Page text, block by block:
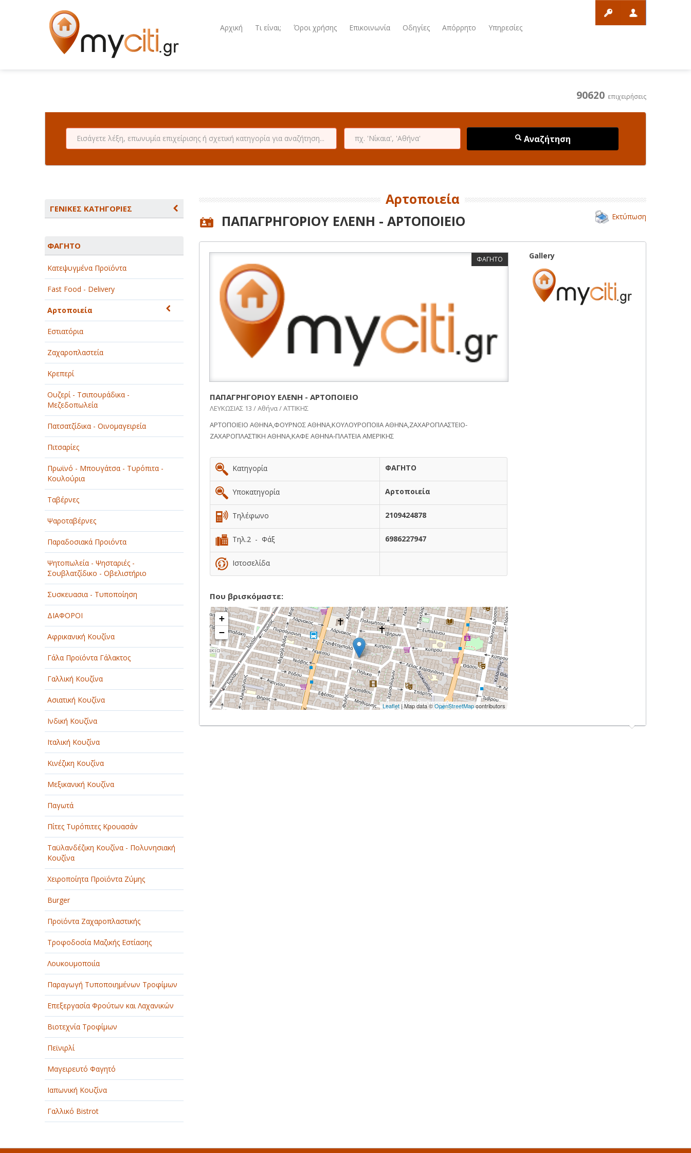
Αρχική Τι είναι; Όροι χρήσης Επικοινωνία Οδηγίες Απόρρητο Υπηρεσίες
90620 επιχειρήσεις
Αναζήτηση
ΓΕΝΙΚΕΣ ΚΑΤΗΓΟΡΙΕΣ
ΑΘΛΗΤΙΣΜΟΣ
ΑΥΤΟΚΙΝΗΤΑ - ΜΗΧΑΝΕΣ - ΣΚΑΦΗ
ΔΙΑΣΚΕΔΑΣΗ - ΨΥΧΑΓΩΓΙΑ - ΤΕΧΝΕΣ
ΔΙΑΦΗΜΙΣΗ - ΜΜΕ
ΕΚΚΛΗΣΙΕΣ - ΦΙΛΑΝΘΡΩΠΙΚΑ
ΣΩΜΑΤΕΙΑ
ΕΚΠΑΙΔΕΥΣΗ - ΣΧΟΛΕΣ
ΕΜΠΟΡΙΟ - ΕΜΠΟΡΙΚΑ ΚΑΤΑΣΤΗΜΑΤΑ
ΕΡΓΟΣΤΑΣΙΑ - ΒΙΟΜΗΧΑΝΙΕΣ
ΞΕΝΟΔΟΧΕΙΑ - ΤΟΥΡΙΣΜΟΣ
ΟΜΟΡΦΙΑ
ΠΑΡΟΧΗ ΥΠΗΡΕΣΙΩΝ
ΤΕΧΝΙΚΑ - ΚΑΤΑΣΚΕΥΑΣΤΙΚΑ
ΤΕΧΝΟΛΟΓΙΑ
ΥΓΕΙΑ - ΙΑΤΡΟΙ
ΦΑΓΗΤΟ
ΦΑΓΗΤΟ
Κατεψυγμένα Προϊόντα
Fast Food - Delivery
Αρτοποιεία
Εστιατόρια
Ζαχαροπλαστεία
Κρεπερί
Ουζερί - Τσιπουράδικα -
Μεζεδοπωλεία
Πατσατζίδικα - Οινομαγειρεία
Πιτσαρίες
Πρωϊνό - Μπουγάτσα - Τυρόπιτα -
Κουλούρια
Ταβέρνες
Ψαροταβέρνες
Παραδοσιακά Προιόντα
Ψητοπωλεία - Ψησταριές -
Σουβλατζίδικο - Οβελιστήριο
Συσκευασια - Τυποποίηση
ΔΙΑΦΟΡΟΙ
Αφρικανική Κουζίνα
Γάλα Προϊόντα Γάλακτος
Γαλλική Κουζίνα
Ασιατική Κουζίνα
Ινδική Κουζίνα
Ιταλική Κουζίνα
Κινέζικη Κουζίνα
Μεξικανική Κουζίνα
Παγωτά
Πίτες Τυρόπιτες Κρουασάν
Ταϋλανδέζικη Κουζίνα - Πολυνησιακή
Κουζίνα
Χειροποίητα Προϊόντα Ζύμης
Burger
Προϊόντα Ζαχαροπλαστικής
Τροφοδοσία Μαζικής Εστίασης
Λουκουμοποιία
Παραγωγή Τυποποιημένων Τροφίμων
Επεξεργασία Φρούτων και Λαχανικών
Βιοτεχνία Τροφίμων
Πεϊνιρλί
Μαγειρευτό Φαγητό
Ιαπωνική Κουζίνα
Γαλλικό Bistrot
Αρτοποιεία
ΠΑΠΑΓΡΗΓΟΡΙΟΥ ΕΛΕΝΗ - ΑΡΤΟΠΟΙΕΙΟ Εκτύπωση
ΦΑΓΗΤΟ
ΠΑΠΑΓΡΗΓΟΡΙΟΥ ΕΛΕΝΗ - ΑΡΤΟΠΟΙΕΙΟ
ΛΕΥΚΩΣΙΑΣ 13 / Αθήνα / ΑΤΤΙΚΗΣ
ΑΡΤΟΠΟΙΕΙΟ ΑΘΗΝΑ,ΦΟΥΡΝΟΣ ΑΘΗΝΑ,ΚΟΥΛΟΥΡΟΠΟΙΙΑ ΑΘΗΝΑ,ΖΑΧΑΡΟΠΛΑΣΤΕΙΟ-
ΖΑΧΑΡΟΠΛΑΣΤΙΚΗ ΑΘΗΝΑ,ΚΑΦΕ ΑΘΗΝΑ-ΠΛΑΤΕΙΑ ΑΜΕΡΙΚΗΣ
Κατηγορία ΦΑΓΗΤΟ
Υποκατηγορία Αρτοποιεία
Τηλέφωνο 2109424878
Τηλ.2 - Φάξ 6986227947
Ιστοσελίδα
Που βρισκόμαστε:
+
−
Leaflet| Map data ©OpenStreetMapcontributors
Gallery